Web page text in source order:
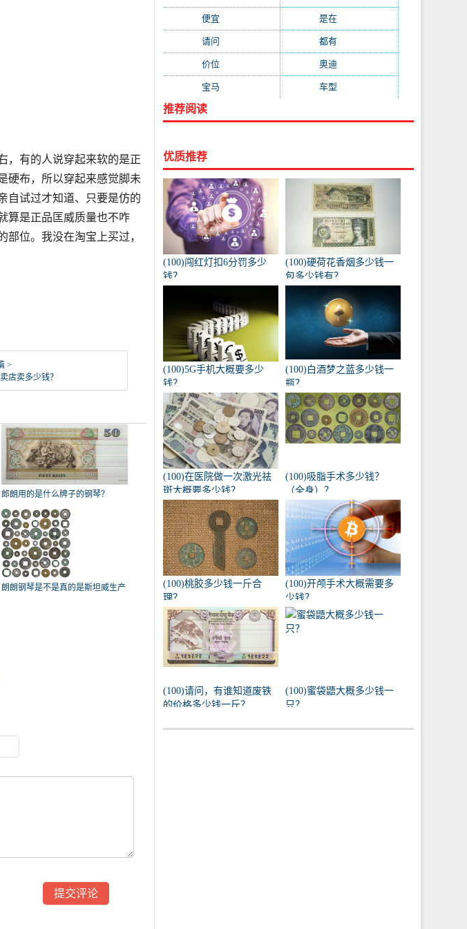
，有的人说穿起来软的是正
硬布，所以穿起来感觉脚未
自试过才知道、只要是仿的
算是正品匡威质量也不咋
位。我没在淘宝上买过，
>
店卖多少钱？
郎朗用的是什么牌子的钢琴？
朗朗钢琴是不是真的是斯坦威生产
便宜 是在
请问 都有
价位 奥迪
宝马 车型
推荐阅读
优质推荐
(100)闯红灯扣6分罚多少
钱？
(100)硬荷花香烟多少钱一
包多少钱有？
(100)5G手机大概要多少
钱？
(100)白酒梦之蓝多少钱一
瓶？
(100)在医院做一次激光祛
斑大概要多少钱？
(100)吸脂手术多少钱？
（全身）？
(100)桃胶多少钱一斤合
理？
(100)开颅手术大概需要多
少钱？
(100)请问，有谁知道废铁
的价格多少钱一斤？
(100)蜜袋鼯大概多少钱一
只？